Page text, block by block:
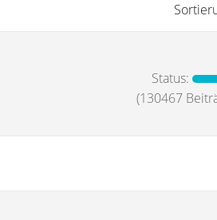
Status:
(130467